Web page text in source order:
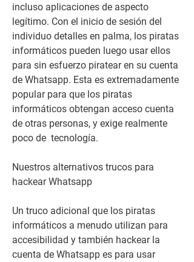
incluso aplicaciones de aspecto
legítimo. Con el inicio de sesión del
individuo detalles en palma, los piratas
informáticos pueden luego usar ellos
para sin esfuerzo piratear en su cuenta
de Whatsapp. Esta es extremadamente
popular para que los piratas
informáticos obtengan acceso cuenta
de otras personas, y exige realmente
poco de  tecnología.
Nuestros alternativos trucos para
hackear Whatsapp
Un truco adicional que los piratas
informáticos a menudo utilizan para
accesibilidad y también hackear la
cuenta de Whatsapp es para usar